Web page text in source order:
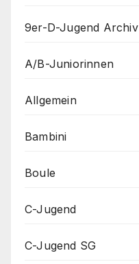
9er-D-Jugend Archiv
A/B-Juniorinnen
Allgemein
Bambini
Boule
C-Jugend
C-Jugend SG